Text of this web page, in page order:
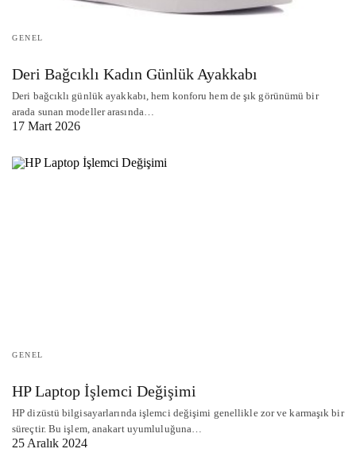
GENEL
Deri Bağcıklı Kadın Günlük Ayakkabı
Deri bağcıklı günlük ayakkabı, hem konforu hem de şık görünümü bir
arada sunan modeller arasında…
17 Mart 2026
GENEL
HP Laptop İşlemci Değişimi
HP dizüstü bilgisayarlarında işlemci değişimi genellikle zor ve karmaşık bir
süreçtir. Bu işlem, anakart uyumluluğuna…
25 Aralık 2024